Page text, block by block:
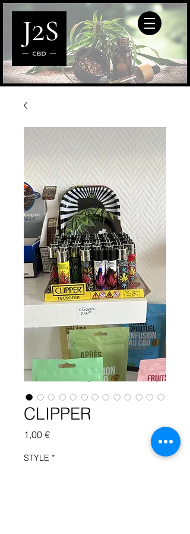
CLIPPER
1,00 €Prix
STYLE *